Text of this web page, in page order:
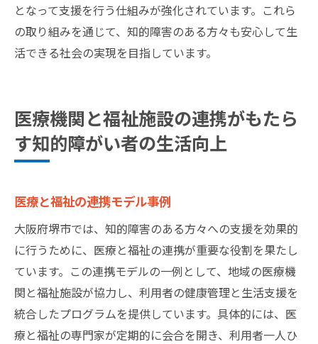
となって支援を行う仕組みが強化されています。これら
の取り組みを通じて、知的障害のある方々も安心して生
活できる社会の実現を目指しています。
医療機関と福祉施設の連携がもたら
す知的障がい者の生活向上
医療と福祉の連携モデル事例
大阪府堺市では、知的障害のある方々への支援を効果的
に行うために、医療と福祉の連携が重要な役割を果たし
ています。この連携モデルの一例として、地域の医療機
関と福祉施設が協力し、利用者の健康管理と生活支援を
統合したプログラムを提供しています。具体的には、医
療と福祉の専門家が定期的に会合を開き、利用者一人ひ